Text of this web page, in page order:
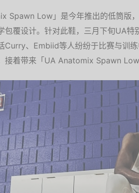
Spawn Low」是今年推出的低筒版
包覆设计。针对此鞋，三月下旬UA
Curry、Embiid等人纷纷于比赛与训
接着带来「UA Anatomix Spawn